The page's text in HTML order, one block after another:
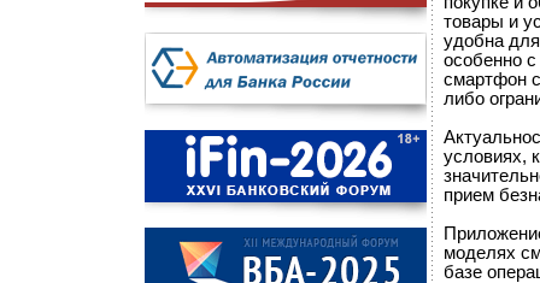
товары и
удобна
особенно
смартфон
либо
условиях,
прием
моделях
базе